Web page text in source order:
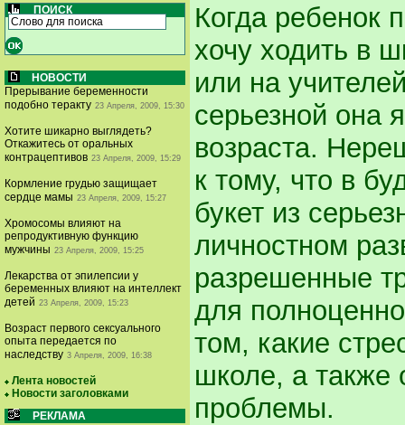
ПОИСК
НОВОСТИ
Прерывание беременности
подобно теракту 23 Апреля, 2009, 15:30
Хотите шикарно выглядеть?
Откажитесь от оральных
контрацептивов 23 Апреля, 2009, 15:29
Кормление грудью защищает
сердце мамы 23 Апреля, 2009, 15:27
Хромосомы влияют на
репродуктивную функцию
мужчины 23 Апреля, 2009, 15:25
Лекарства от эпилепсии у
беременных влияют на интеллект
детей 23 Апреля, 2009, 15:23
Возраст первого сексуального
опыта передается по
наследству 3 Апреля, 2009, 16:38
Лента новостей
Новости заголовками
РЕКЛАМА
Когда ребенок
хочу ходить в
или на
серьезной она
возраста.
к тому, что в
букет из
личностном
разрешенные
для
том, какие
школе, а также
проблемы.